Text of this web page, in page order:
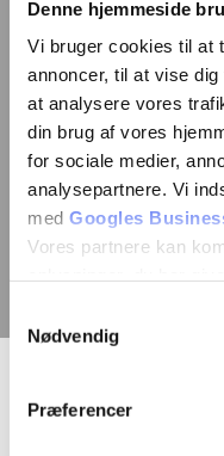
Denne hjemmeside
Vi bruger cookies til at
annoncer, til at vise
at analysere vores
din brug af vores
for sociale medier,
analysepartnere. Vi
med Googles
Vores partnere kan
Nødvendig
Præferencer